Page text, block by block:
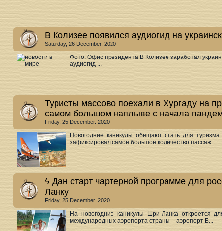
В Колизее появился аудиогид на
Saturday, 26 December. 2020
Фото: Офис президента В Колизее заработал
аудиогид ...
Туристы массово поехали в Хургаду на
самом большом наплыве с начала
Friday, 25 December. 2020
Новогодние каникулы обещают стать для
зафиксировал самое большое количество пассаж...
ϟ Дан старт чартерной программе для
Ланку
Friday, 25 December. 2020
На новогодние каникулы Шри-Ланка откроется
международных аэропорта страны – аэропорт Б...